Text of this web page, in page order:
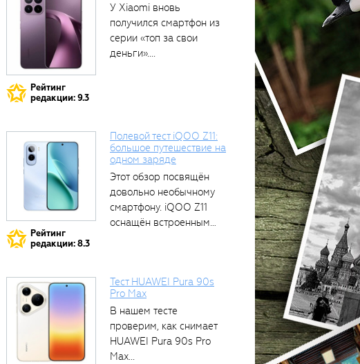
также
понравится
Рейтинг
редакции: 9.3
У Xiaomi вновь
получился смартфон из
серии «топ за свои
деньги»....
Рейтинг
редакции: 8.3
Полевой тест iQOO Z11:
большое путешествие на
одном заряде
Этот обзор посвящён
довольно необычному
смартфону. iQOO Z11
оснащён встроенным
Тест HUAWEI Pura 90s
Pro Max
В нашем тесте
проверим, как снимает
HUAWEI Pura 90s Pro
Max...